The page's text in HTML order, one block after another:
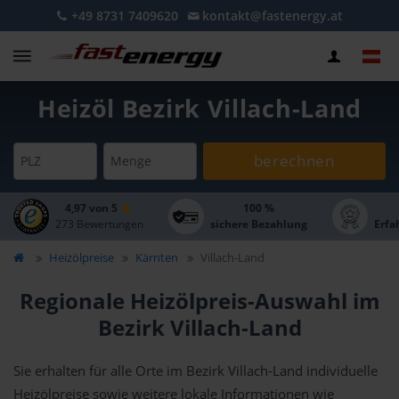
+49 8731 7409620 kontakt@fastenergy.at
Heizöl Bezirk Villach-Land
PLZ Menge berechnen
4,97 von 5
273 Bewertungen
100 %
sichere Bezahlung
Heizölpreise Kärnten Villach-Land
Regionale Heizölpreis-Auswahl im
Bezirk Villach-Land
Sie erhalten für alle Orte im Bezirk Villach-Land individuelle
Heizölpreise sowie weitere lokale Informationen wie